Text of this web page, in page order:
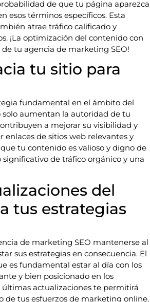
de que tu página aparezca
esos términos específicos. Esta
atrae tráfico calificado y
¡La optimización del contenido con
tu agencia de marketing SEO!
tu sitio para
fundamental en el ámbito del
solo aumentan la autoridad de tu
a mejorar su visibilidad y
de sitios web relevantes y
tu contenido es valioso y digno de
de tráfico orgánico y una
del
tus estrategias
de marketing SEO mantenerse al
sus estrategias en consecuencia. El
es fundamental estar al día con los
y bien posicionado en los
últimas actualizaciones te permitirá
tus esfuerzos de marketing online.